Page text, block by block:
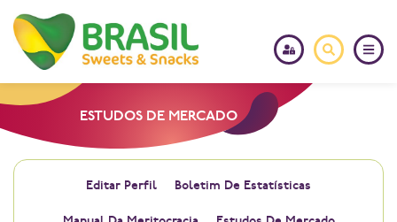
ESTUDOS DE MERCADO
Editar Perfil Boletim De Estatísticas